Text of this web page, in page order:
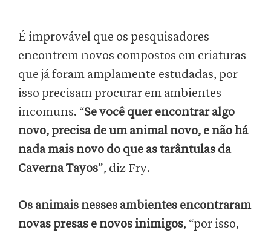
É improvável que os pesquisadores
encontrem novos compostos em criaturas
que já foram amplamente estudadas, por
isso precisam procurar em ambientes
incomuns. “Se você quer encontrar algo
novo, precisa de um animal novo, e não há
nada mais novo do que as tarântulas da
Caverna Tayos”, diz Fry.
Os animais nesses ambientes encontraram
novas presas e novos inimigos, “por isso,